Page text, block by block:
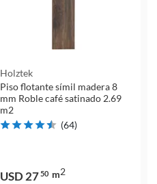
Holztek
Piso flotante símil madera 8
mm Roble café satinado 2.69
m2
(64)
USD 2750 m2